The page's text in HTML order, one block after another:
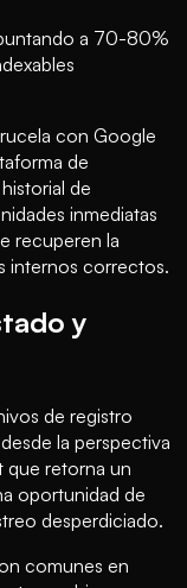
a 70-80%
con Google
de
de
inmediatas
recuperen la
internos correctos.
y
de registro
la perspectiva
que retorna un
oportunidad de
desperdiciado.
comunes en